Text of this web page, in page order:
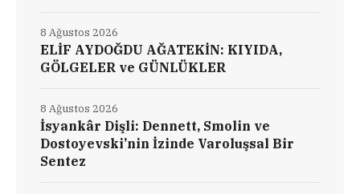
ELİF AYDOĞDU AĞATEKİN: KIYIDA,
GÖLGELER ve GÜNLÜKLER
8 Ağustos 2026
İsyankâr Dişli: Dennett, Smolin ve
Dostoyevski’nin İzinde Varoluşsal Bir
Sentez
8 Ağustos 2026